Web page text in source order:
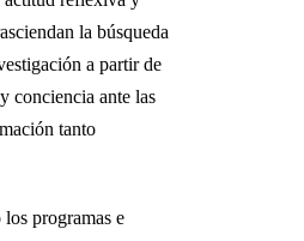
la búsqueda
a partir de
conciencia ante las
tanto
programas e